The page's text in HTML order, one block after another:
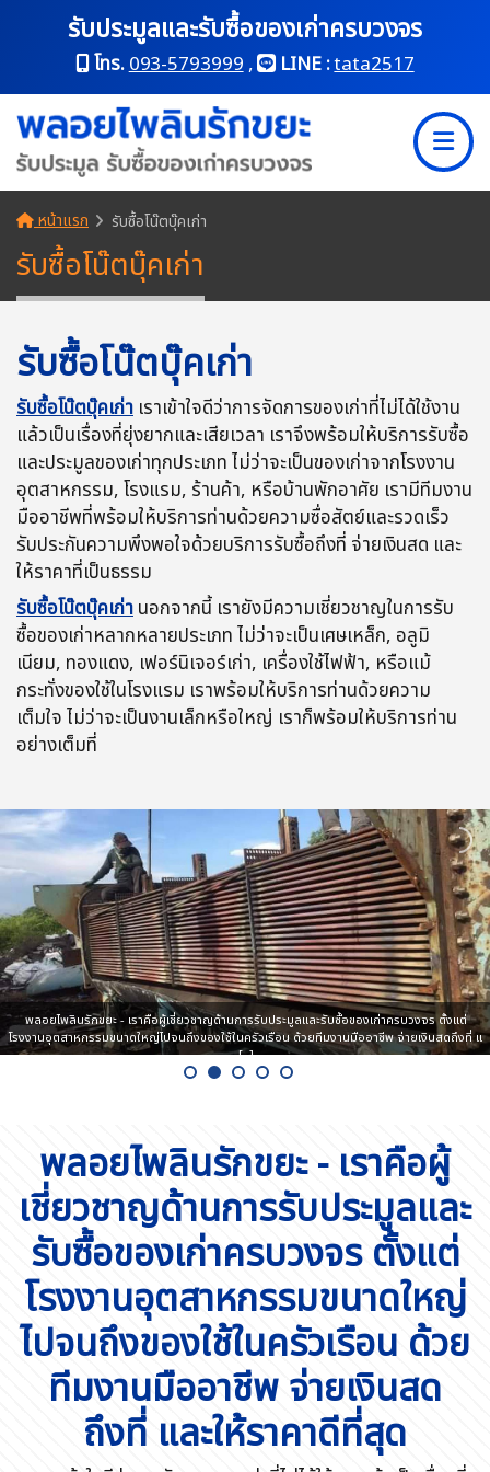
รับประมูลและรับซื้อของเก่าครบวงจร
โทร.093-5793999, LINE :tata2517
หน้าแรก รับซื้อโน๊ตบุ๊คเก่า
รับซื้อโน๊ตบุ๊คเก่า
รับซื้อโน๊ตบุ๊คเก่า
รับซื้อโน๊ตบุ๊คเก่า เราเข้าใจดีว่าการจัดการของเก่าที่ไม่ได้ใช้งาน
แล้วเป็นเรื่องที่ยุ่งยากและเสียเวลา เราจึงพร้อมให้บริการรับซื้อ
และประมูลของเก่าทุกประเภท ไม่ว่าจะเป็นของเก่าจากโรงงาน
อุตสาหกรรม, โรงแรม, ร้านค้า, หรือบ้านพักอาศัย เรามีทีมงาน
มืออาชีพที่พร้อมให้บริการท่านด้วยความซื่อสัตย์และรวดเร็ว
รับประกันความพึงพอใจด้วยบริการรับซื้อถึงที่ จ่ายเงินสด และ
ให้ราคาที่เป็นธรรม
รับซื้อโน๊ตบุ๊คเก่านอกจากนี้ เรายังมีความเชี่ยวชาญในการรับ
ซื้อของเก่าหลากหลายประเภท ไม่ว่าจะเป็นเศษเหล็ก, อลูมิ
เนียม, ทองแดง, เฟอร์นิเจอร์เก่า, เครื่องใช้ไฟฟ้า, หรือแม้
กระทั่งของใช้ในโรงแรม เราพร้อมให้บริการท่านด้วยความ
เต็มใจ ไม่ว่าจะเป็นงานเล็กหรือใหญ่ เราก็พร้อมให้บริการท่าน
อย่างเต็มที่
พลอยไพลินรักขยะ - เราคือผู้
เชี่ยวชาญด้านการรับประมูลและ
รับซื้อของเก่าครบวงจร ตั้งแต่
โรงงานอุตสาหกรรมขนาดใหญ่
ไปจนถึงของใช้ในครัวเรือน ด้วย
ทีมงานมืออาชีพ จ่ายเงินสด
ถึงที่ และให้ราคาดีที่สุด